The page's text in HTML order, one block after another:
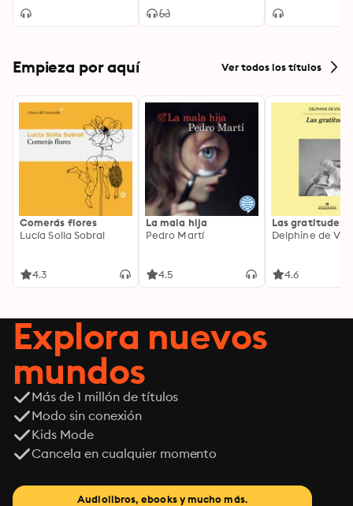
Empieza por aquí Ver todos los títulos
Comerás flores
Lucía Solla Sobral
4.3
La mala hija
Pedro Martí
4.5
Las gratitudes
Delphine de
4.6
Explora nuevos
mundos
Más de 1 millón de títulos
Modo sin conexión
Kids Mode
Cancela en cualquier momento
Audiolibros, ebooks y mucho más.